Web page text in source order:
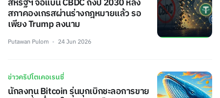
สหรัฐฯ จ่อแบน CBDC ถึงปี 2030 หลัง
สภาคองเกรสผ่านร่างกฎหมายแล้ว รอ
เพียง Trump ลงนาม
Putawan Pulom 24 Jun 2026
ข่าวคริปโตเคอเรนซี่
นักลงทุน Bitcoin รุ่นบุกเบิกชะลอการขาย